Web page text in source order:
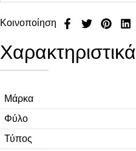
Κοινοποίηση
Χαρακτηριστικά
Μάρκα
Φύλο
Τύπος